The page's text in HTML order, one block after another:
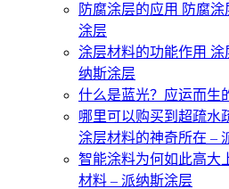
防腐涂层的应用 防腐
涂层
涂层材料的功能作用
纳斯涂层
什么是蓝光？应运而生
哪里可以购买到超疏水
涂层材料的神奇所在 –
智能涂料为何如此高大
材料 – 派纳斯涂层